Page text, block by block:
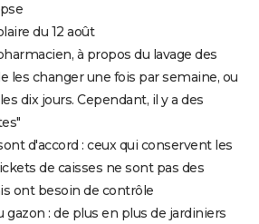
du 12 août
à propos du lavage des
les changer une fois par semaine, ou
dix jours. Cependant, il y a des
d'accord : ceux qui conservent les
de caisses ne sont pas des
ont besoin de contrôle
gazon : de plus en plus de jardiniers